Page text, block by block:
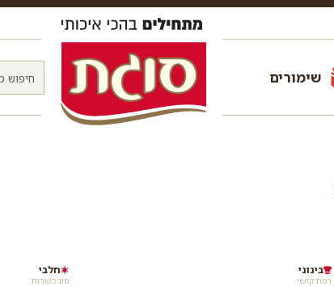
שימורים
רמת קושי
בינוני
סוג כשרות
חלבי